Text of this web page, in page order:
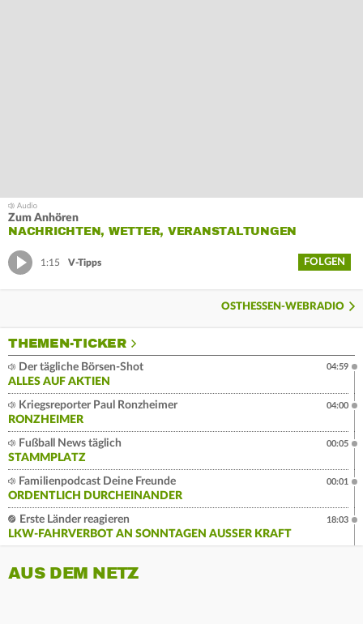
Zum Anhören
NACHRICHTEN, WETTER, VERANSTALTUNGEN
1:15 V-Tipps FOLGEN
OSTHESSEN-WEBRADIO
THEMEN-TICKER
Der tägliche Börsen-Shot
ALLES AUF AKTIEN
04:59
Kriegsreporter Paul Ronzheimer
RONZHEIMER
04:00
Fußball News täglich
STAMMPLATZ
00:05
Familienpodcast Deine Freunde
ORDENTLICH DURCHEINANDER
00:01
Erste Länder reagieren
LKW-FAHRVERBOT AN SONNTAGEN AUSSER KRAFT
18:03
AUS DEM NETZ